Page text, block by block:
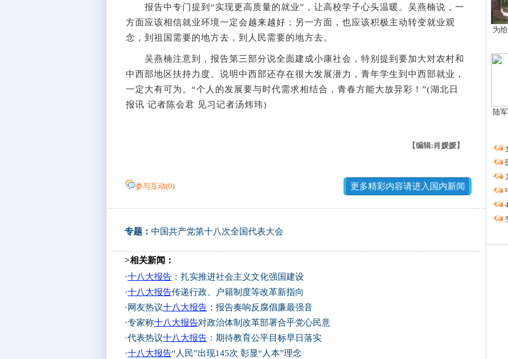
报告中专门提到“实现更高质量的就业”，让高校学子心头温暖。吴燕楠说，一
方面应该相信就业环境一定会越来越好；另一方面，也应该积极主动转变就业观
念，到祖国需要的地方去，到人民需要的地方去。
吴燕楠注意到，报告第三部分说全面建成小康社会，特别提到要加大对农村和
中西部地区扶持力度。说明中西部还存在很大发展潜力，青年学生到中西部就业，
一定大有可为。“个人的发展要与时代需求相结合，青春方能大放异彩！”(湖北日
报讯 记者陈会君 见习记者汤炜玮)
【编辑:肖媛媛】
参与互动(0) 更多精彩内容请进入国内新闻
专题： 中国共产党第十八次全国代表大会
>相关新闻：
·十八大报告 ：扎实推进社会主义文化强国建设
·十八大报告传递行政、户籍制度等改革新指向
·网友热议十八大报告 ：报告奏响反腐倡廉最强音
·专家称十八大报告对政治体制改革部署合乎党心民意
·代表热议十八大报告 ：期待教育公平目标早日落实
·十八大报告“人民”出现145次 彰显“人本”理念
为
陆
·
·
·
·
·
·